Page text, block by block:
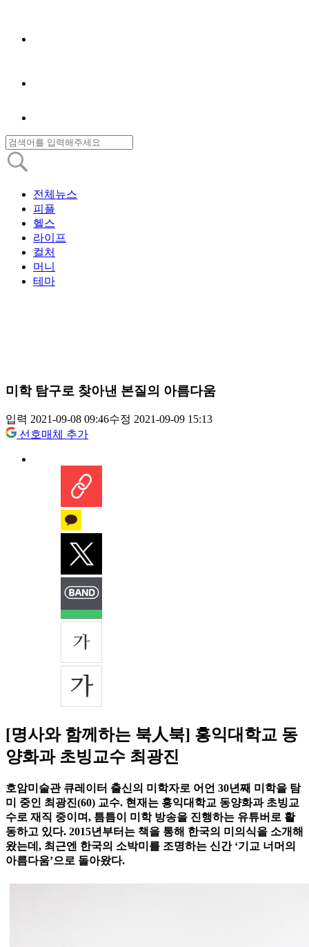
전체뉴스
피플
헬스
라이프
컬처
머니
테마
미학 탐구로 찾아낸 본질의 아름다움
입력 2021-09-08 09:46수정 2021-09-09 15:13
선호매체 추가
[명사와 함께하는 북人북] 홍익대학교 동
양화과 초빙교수 최광진
호암미술관 큐레이터 출신의 미학자로 어언 30년째 미학을 탐
미 중인 최광진(60) 교수. 현재는 홍익대학교 동양화과 초빙교
수로 재직 중이며, 틈틈이 미학 방송을 진행하는 유튜버로 활
동하고 있다. 2015년부터는 책을 통해 한국의 미의식을 소개해
왔는데, 최근엔 한국의 소박미를 조명하는 신간 ‘기교 너머의
아름다움’으로 돌아왔다.